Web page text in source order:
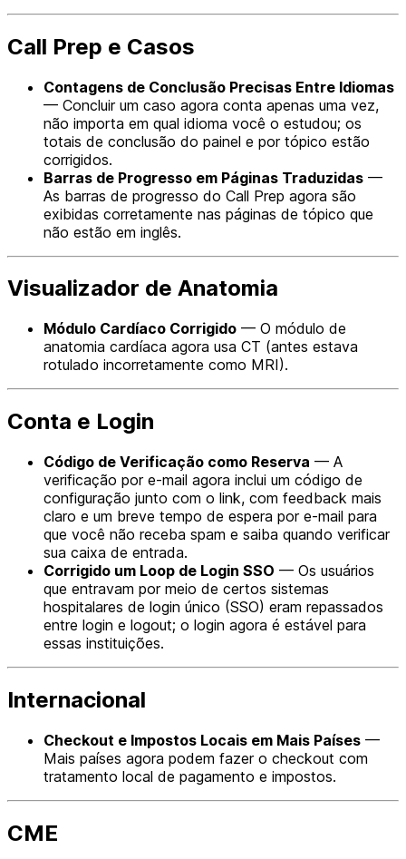
Call Prep e Casos
Contagens de Conclusão Precisas Entre Idiomas
— Concluir um caso agora conta apenas uma vez,
não importa em qual idioma você o estudou; os
totais de conclusão do painel e por tópico estão
corrigidos.
Barras de Progresso em Páginas Traduzidas —
As barras de progresso do Call Prep agora são
exibidas corretamente nas páginas de tópico que
não estão em inglês.
Visualizador de Anatomia
Módulo Cardíaco Corrigido — O módulo de
anatomia cardíaca agora usa CT (antes estava
rotulado incorretamente como MRI).
Conta e Login
Código de Verificação como Reserva — A
verificação por e-mail agora inclui um código de
configuração junto com o link, com feedback mais
claro e um breve tempo de espera por e-mail para
que você não receba spam e saiba quando verificar
sua caixa de entrada.
Corrigido um Loop de Login SSO — Os usuários
que entravam por meio de certos sistemas
hospitalares de login único (SSO) eram repassados
entre login e logout; o login agora é estável para
essas instituições.
Internacional
Checkout e Impostos Locais em Mais Países —
Mais países agora podem fazer o checkout com
tratamento local de pagamento e impostos.
CME